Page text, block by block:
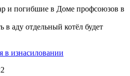
и погибшие в Доме профсоюзов в
в аду отдельный котёл будет
в изнасиловании